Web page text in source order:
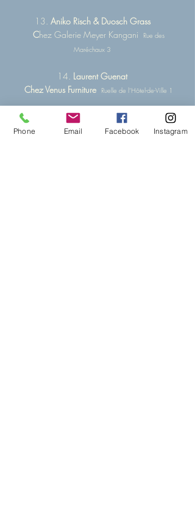
13. Aniko Risch & Duosch Grass
Chez Galerie Meyer Kangani
Rue des
Maréchaux 3
14. Laurent Guenat
Chez Venus Furniture Ruelle de l’Hôtel-de-Ville 1
Isabelle Hofer-Margraitner
C
hez Edu's Rue des Maréchaux 8
Phone Email Facebook Instagram